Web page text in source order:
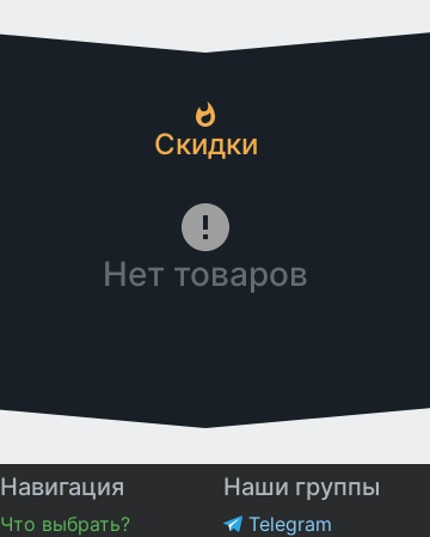
Скидки
Нет товаров
Навигация
Что выбрать?
Наши группы
Telegram